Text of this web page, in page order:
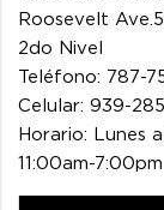
Roosevelt
2do Nivel
Teléfono: 787-
Celular: 939-
Horario: Lunes
11:00am-7:00pm